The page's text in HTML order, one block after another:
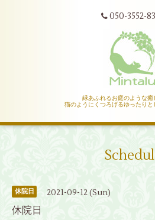
050-3552-
緑あふれるお庭のような癒
猫のようにくつろげるゆったりと
休院日 2021-09-12 (Sun)
休院日